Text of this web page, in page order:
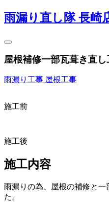
雨漏り直し隊 長崎
屋根補修一部瓦葺き直し
雨漏り工事 屋根工事
施工前
施工後
施工内容
雨漏りの為、屋根の補修と
た。